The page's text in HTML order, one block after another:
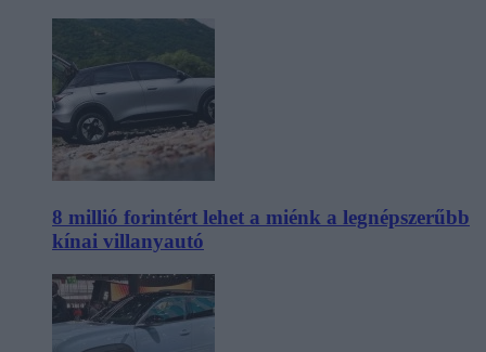
8 millió forintért lehet a miénk a legnépszerűbb
kínai villanyautó